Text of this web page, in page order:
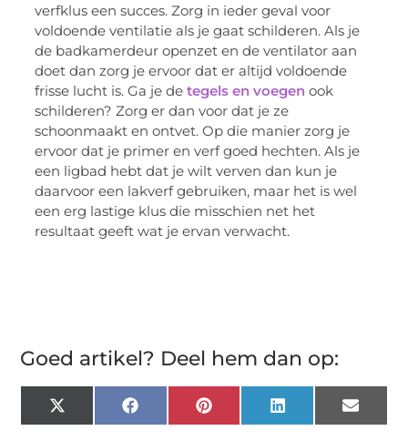
verfklus een succes. Zorg in ieder geval voor
voldoende ventilatie als je gaat schilderen. Als je
de badkamerdeur openzet en de ventilator aan
doet dan zorg je ervoor dat er altijd voldoende
frisse lucht is. Ga je detegels en voegen ook
schilderen? Zorg er dan voor dat je ze
schoonmaakt en ontvet. Op die manier zorg je
ervoor dat je primer en verf goed hechten. Als je
een ligbad hebt dat je wilt verven dan kun je
daarvoor een lakverf gebruiken, maar het is wel
een erg lastige klus die misschien net het
resultaat geeft wat je ervan verwacht.
Goed artikel? Deel hem dan op:
X
(Twitter)
FacebookPinterestLinkedInEmail